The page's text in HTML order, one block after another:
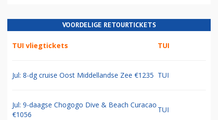
VOORDELIGE RETOURTICKETS
TUI vliegtickets TUI
Jul: 8-dg cruise Oost Middellandse Zee €1235 TUI
Jul: 9-daagse Chogogo Dive & Beach Curacao
€1056
TUI